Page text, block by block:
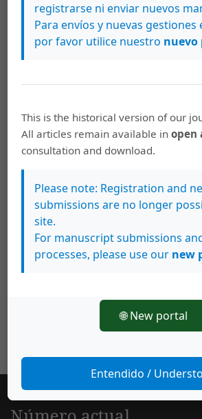
Artículos más leídos del
Verónica Ríos Quesada,De
la otredad reviven la utopía.
eco de los pasos de Julieta
40 Núm. 2 (2016): Káñina (Julio-
registrarse ni enviar nuevos
Para envíos y nuevas gestiones
por favor utilice nuestro nuevo
This is the historical version of our
All articles remain available inopen
consultation and download.
Please note: Registration and
submissions are no longer
site.
For manuscript submissions
processes, please use our new
🌐 New portal
Entendido /